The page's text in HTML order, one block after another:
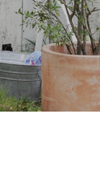
v
i
g
a
t
v
i
g
a
t